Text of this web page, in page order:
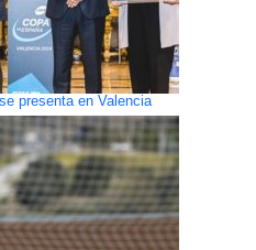
presenta en Valencia